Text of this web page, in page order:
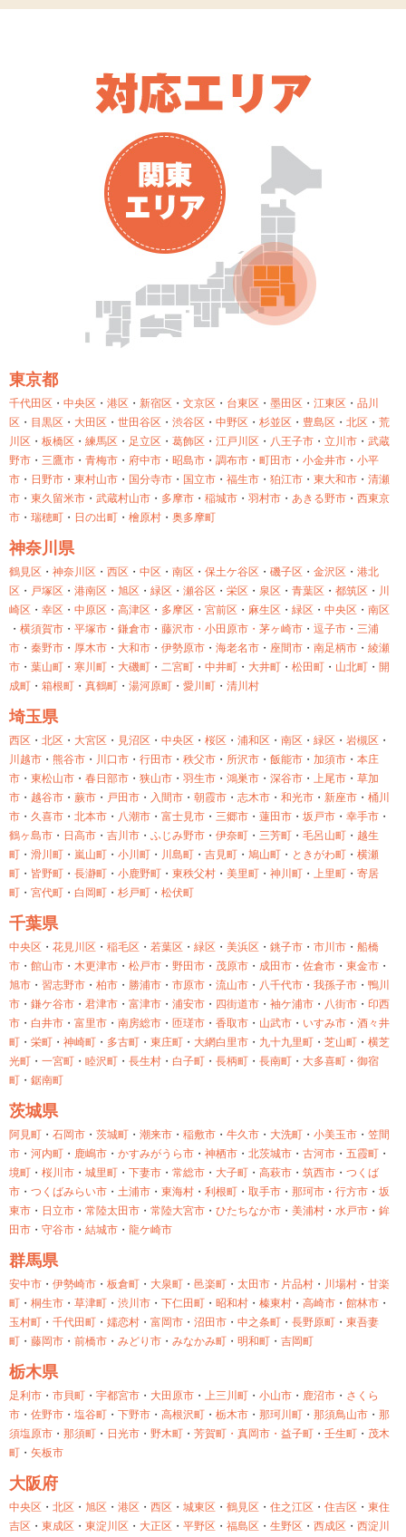
東京都
千代田区 ・ 中央区 ・ 港区 ・ 新宿区 ・ 文京区 ・ 台東区 ・ 墨田区 ・ 江東区 ・ 品川
区 ・ 目黒区 ・ 大田区 ・ 世田谷区 ・ 渋谷区 ・ 中野区 ・ 杉並区 ・ 豊島区 ・ 北区 ・ 荒
川区 ・ 板橋区 ・ 練馬区 ・ 足立区 ・ 葛飾区 ・ 江戸川区 ・ 八王子市 ・ 立川市 ・ 武蔵
野市 ・ 三鷹市 ・ 青梅市 ・ 府中市 ・ 昭島市 ・ 調布市 ・ 町田市 ・ 小金井市 ・ 小平
市 ・ 日野市 ・ 東村山市 ・ 国分寺市 ・ 国立市 ・ 福生市 ・ 狛江市 ・ 東大和市 ・ 清瀬
市 ・ 東久留米市 ・ 武蔵村山市 ・ 多摩市 ・ 稲城市 ・ 羽村市 ・ あきる野市 ・ 西東京
市 ・ 瑞穂町 ・ 日の出町 ・ 檜原村 ・ 奥多摩町
神奈川県
鶴見区 ・ 神奈川区 ・ 西区 ・ 中区 ・ 南区 ・ 保土ケ谷区 ・ 磯子区 ・ 金沢区 ・ 港北
区 ・ 戸塚区 ・ 港南区 ・ 旭区 ・ 緑区 ・ 瀬谷区 ・ 栄区 ・ 泉区 ・ 青葉区 ・ 都筑区 ・ 川
崎区 ・ 幸区 ・ 中原区 ・ 高津区 ・ 多摩区 ・ 宮前区 ・ 麻生区 ・ 緑区 ・ 中央区 ・ 南区
・ 横須賀市 ・ 平塚市 ・ 鎌倉市 ・ 藤沢市・ 小田原市・ 茅ヶ崎市 ・ 逗子市 ・ 三浦
市 ・ 秦野市 ・ 厚木市 ・ 大和市 ・ 伊勢原市 ・ 海老名市 ・ 座間市 ・ 南足柄市 ・ 綾瀬
市 ・ 葉山町 ・ 寒川町 ・ 大磯町 ・ 二宮町 ・ 中井町 ・ 大井町 ・ 松田町 ・ 山北町 ・ 開
成町 ・ 箱根町 ・ 真鶴町 ・ 湯河原町 ・ 愛川町 ・ 清川村
埼玉県
西区 ・ 北区 ・ 大宮区 ・ 見沼区 ・ 中央区 ・ 桜区 ・ 浦和区 ・ 南区 ・ 緑区 ・ 岩槻区 ・
川越市 ・ 熊谷市 ・ 川口市 ・ 行田市 ・ 秩父市 ・ 所沢市 ・ 飯能市 ・ 加須市 ・ 本庄
市 ・ 東松山市 ・ 春日部市 ・ 狭山市 ・ 羽生市 ・ 鴻巣市 ・ 深谷市 ・ 上尾市 ・ 草加
市 ・ 越谷市 ・ 蕨市 ・ 戸田市 ・ 入間市 ・ 朝霞市 ・ 志木市 ・ 和光市 ・ 新座市 ・ 桶川
市 ・ 久喜市 ・ 北本市 ・ 八潮市 ・ 富士見市 ・ 三郷市 ・ 蓮田市 ・ 坂戸市 ・ 幸手市 ・
鶴ヶ島市 ・ 日高市 ・ 吉川市 ・ ふじみ野市 ・ 伊奈町 ・ 三芳町 ・ 毛呂山町 ・ 越生
町 ・ 滑川町 ・ 嵐山町 ・ 小川町 ・ 川島町 ・ 吉見町 ・ 鳩山町 ・ ときがわ町 ・ 横瀬
町 ・ 皆野町 ・ 長瀞町 ・ 小鹿野町 ・ 東秩父村 ・ 美里町 ・ 神川町 ・ 上里町 ・ 寄居
町 ・ 宮代町 ・ 白岡町 ・ 杉戸町 ・ 松伏町
千葉県
中央区 ・ 花見川区 ・ 稲毛区 ・ 若葉区 ・ 緑区 ・ 美浜区 ・ 銚子市 ・ 市川市 ・ 船橋
市 ・ 館山市 ・ 木更津市 ・ 松戸市 ・ 野田市 ・ 茂原市 ・ 成田市 ・ 佐倉市 ・ 東金市 ・
旭市 ・ 習志野市 ・ 柏市 ・ 勝浦市 ・ 市原市 ・ 流山市 ・ 八千代市 ・ 我孫子市 ・ 鴨川
市 ・ 鎌ケ谷市 ・ 君津市 ・ 富津市 ・ 浦安市 ・ 四街道市 ・ 袖ケ浦市 ・ 八街市 ・ 印西
市 ・ 白井市 ・ 富里市 ・ 南房総市 ・ 匝瑳市 ・ 香取市 ・ 山武市 ・ いすみ市 ・ 酒々井
町 ・ 栄町 ・ 神崎町 ・ 多古町 ・ 東庄町 ・ 大網白里市 ・ 九十九里町 ・ 芝山町 ・ 横芝
光町 ・ 一宮町 ・ 睦沢町 ・ 長生村 ・ 白子町 ・ 長柄町 ・ 長南町 ・ 大多喜町 ・ 御宿
町 ・ 鋸南町
茨城県
阿見町 ・ 石岡市 ・ 茨城町 ・ 潮来市 ・ 稲敷市 ・ 牛久市 ・ 大洗町 ・ 小美玉市 ・ 笠間
市 ・ 河内町 ・ 鹿嶋市 ・ かすみがうら市 ・ 神栖市 ・ 北茨城市 ・ 古河市 ・ 五霞町 ・
境町 ・ 桜川市 ・ 城里町 ・ 下妻市 ・ 常総市 ・ 大子町 ・ 高萩市 ・ 筑西市 ・ つくば
市 ・ つくばみらい市 ・ 土浦市 ・ 東海村 ・ 利根町 ・ 取手市 ・ 那珂市 ・ 行方市 ・ 坂
東市 ・ 日立市 ・ 常陸太田市 ・ 常陸大宮市 ・ ひたちなか市 ・ 美浦村 ・ 水戸市 ・ 鉾
田市 ・ 守谷市 ・ 結城市 ・ 龍ケ崎市
群馬県
安中市 ・ 伊勢崎市 ・ 板倉町 ・ 大泉町 ・ 邑楽町 ・ 太田市 ・ 片品村 ・ 川場村 ・ 甘楽
町 ・ 桐生市 ・ 草津町 ・ 渋川市 ・ 下仁田町 ・ 昭和村 ・ 榛東村 ・ 高崎市 ・ 館林市 ・
玉村町 ・ 千代田町 ・ 嬬恋村 ・ 富岡市 ・ 沼田市 ・ 中之条町 ・ 長野原町 ・ 東吾妻
町 ・ 藤岡市 ・ 前橋市 ・ みどり市 ・ みなかみ町 ・ 明和町 ・ 吉岡町
栃木県
足利市 ・ 市貝町 ・ 宇都宮市 ・ 大田原市 ・ 上三川町 ・ 小山市 ・ 鹿沼市 ・ さくら
市 ・ 佐野市 ・ 塩谷町 ・ 下野市 ・ 高根沢町 ・ 栃木市 ・ 那珂川町 ・ 那須鳥山市 ・ 那
須塩原市 ・ 那須町 ・ 日光市 ・ 野木町 ・ 芳賀町・ 真岡市・ 益子町 ・ 壬生町 ・ 茂木
町 ・ 矢板市
大阪府
中央区 ・ 北区 ・ 旭区 ・ 港区 ・ 西区 ・ 城東区 ・ 鶴見区 ・ 住之江区 ・ 住吉区 ・ 東住
吉区 ・ 東成区 ・ 東淀川区 ・ 大正区 ・ 平野区 ・ 福島区 ・ 生野区 ・ 西成区 ・ 西淀川